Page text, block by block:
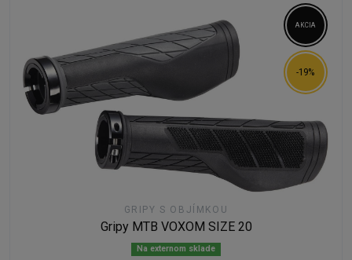
AKCIA
-19%
GRIPY S OBJÍMKOU
Gripy MTB VOXOM SIZE 20
Na externom sklade